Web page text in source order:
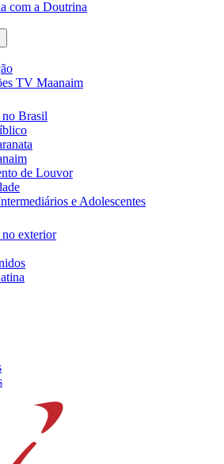
com a Doutrina
TV Maanaim
no Brasil
de Louvor
e Adolescentes
no exterior